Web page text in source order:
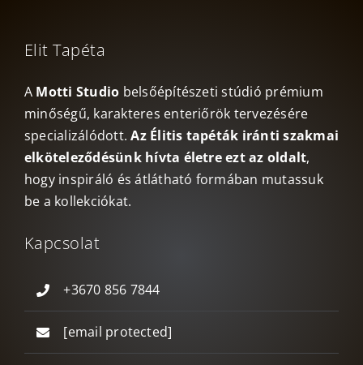
Elit Tapéta
A Motti Studio belsőépítészeti stúdió prémium
minőségű, karakteres enteriőrök tervezésére
specializálódott.Az Élitis tapéták iránti szakmai
elköteleződésünk hívta életre ezt az oldalt,
hogy inspiráló és átlátható formában mutassuk
be a kollekciókat.
Kapcsolat
+3670 856 7844
[email protected]